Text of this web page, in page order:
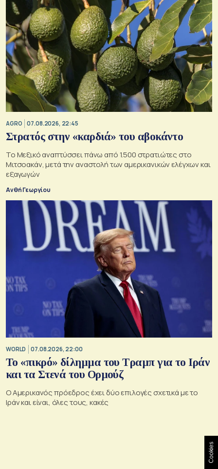
AGRO 07.08.2026, 22:45
Στρατός στην «καρδιά» του αβοκάντο
Το Μεξικό αναπτύσσει πάνω από 1.500 στρατιώτες στο
Μιτσοακάν, μετά την αναστολή των αμερικανικών ελέγχων και
εξαγωγών
Ανθή Γεωργίου
WORLD 07.08.2026, 22:00
Το «πικρό» δίλημμα του Τραμπ για το Ιράν
και τα Στενά του Ορμούζ
Ο Αμερικανός πρόεδρος έχει δύο επιλογές σχετικά με το
Ιράν και είναι, όλες τους, κακές
Cookies